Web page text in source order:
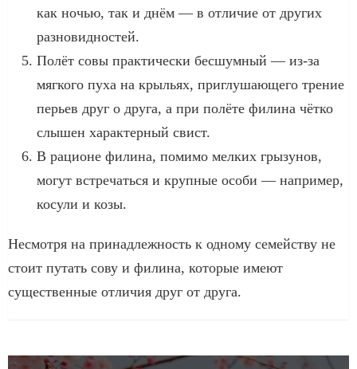
как ночью, так и днём — в отличие от других
разновидностей.
Полёт совы практически бесшумный — из-за
мягкого пуха на крыльях, приглушающего трение
перьев друг о друга, а при полёте филина чётко
слышен характерный свист.
В рационе филина, помимо мелких грызунов,
могут встречаться и крупные особи — например,
косули и козы.
Несмотря на принадлежность к одному семейству не
стоит путать сову и филина, которые имеют
существенные отличия друг от друга.